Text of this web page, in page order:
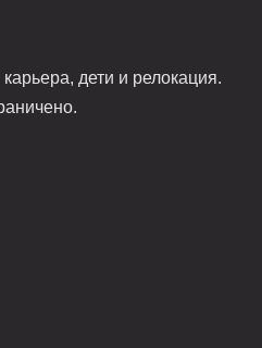
карьера, дети и релокация.